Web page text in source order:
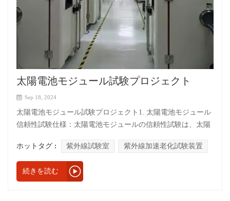
太陽電池モジュール試験プロジェクト
Sep 18, 2024
太陽電池モジュール試験プロジェクト1. 太陽電池モジュール
信頼性試験仕様：太陽電池モジュールの信頼性試験は、太陽
の試験規格は主にIEC61215、IEC61646、UL1703の3つの試験
規格です。IEC61215は結晶（Si）モジュールに適していま
す。IEC61646は薄膜（Thin-flm）モジュールに適していま
ホットタグ : 紫外線試験室 紫外線加速老化試験装置
続きを読む